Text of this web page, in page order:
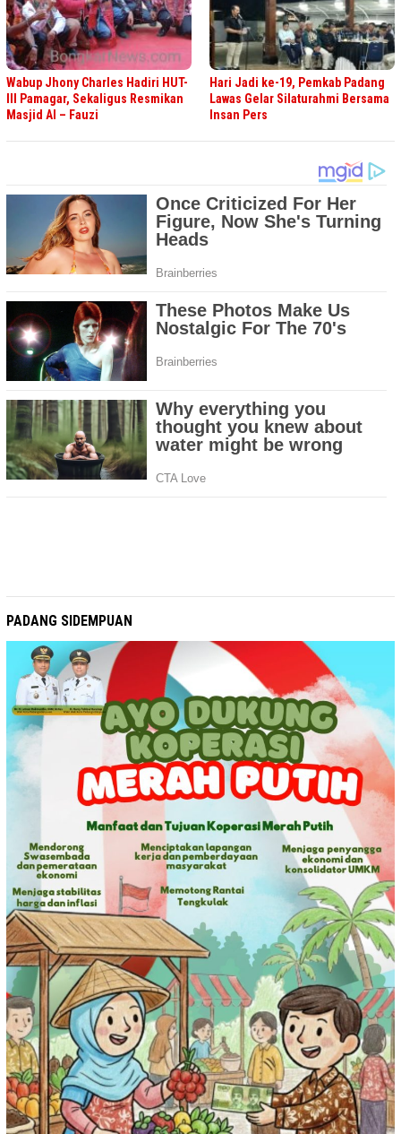
Wabup Jhony Charles Hadiri HUT-
III Pamagar, Sekaligus Resmikan
Masjid Al – Fauzi
Hari Jadi ke-19, Pemkab Padang
Lawas Gelar Silaturahmi Bersama
Insan Pers
PADANG SIDEMPUAN